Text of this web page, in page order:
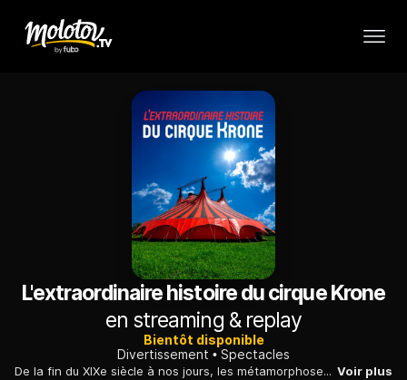
L'extraordinaire histoire du cirque Krone
en streaming & replay
Bientôt disponible
Divertissement
Spectacles
De la fin du XIXe siècle à nos jours, les métamorphoses successives d'un grand cirque allemand, célèbre mais aussi contesté pour ses numéros d'animaux. Voir plus